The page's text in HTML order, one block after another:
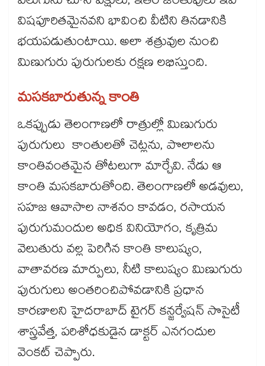
విషపూరితమైనవని భావించి వీటిని తినడానికి
భయపడుతుంటాయి. అలా శత్రువుల నుంచి
మిణుగురు పురుగులకు రక్షణ లభిస్తుంది.
మసకబారుతున్న కాంతి
ఒకప్పుడు తెలంగాణలో రాత్రుల్లో మిణుగురు
పురుగులు కాంతులతో చెట్లను, పొలాలను
కాంతివంతమైన తోటలుగా మార్చేవి. నేడు ఆ
కాంతి మసకబారుతోంది. తెలంగాణలో అడవులు,
సహజ ఆవాసాల నాశనం కావడం, రసాయన
పురుగుమందుల అధిక వినియోగం, కృత్రిమ
వెలుతురు వల్ల పెరిగిన కాంతి కాలుష్యం,
వాతావరణ మార్పులు, నీటి కాలుష్యం మిణుగురు
పురుగులు అంతరించిపోవడానికి ప్రధాన
కారణాలని హైదరాబాద్ టైగర్ కన్జర్వేషన్ సొసైటీ
శాస్త్రవేత్త, పరిశోధకుడైన డాక్టర్ ఎనగందుల
వెంకట్ చెప్పారు.